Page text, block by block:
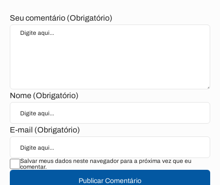
Seu comentário (Obrigatório)
Nome (Obrigatório)
E-mail (Obrigatório)
Salvar meus dados neste navegador para a próxima vez que eu
comentar.
Publicar Comentário